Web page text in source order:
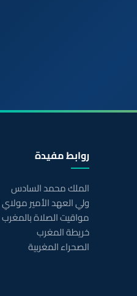
روابط مفيدة
الملك محمد السادس
ولي العهد الأمير
مواقيت الصلاة بالمغرب
خريطة المغرب
الصحراء المغربية